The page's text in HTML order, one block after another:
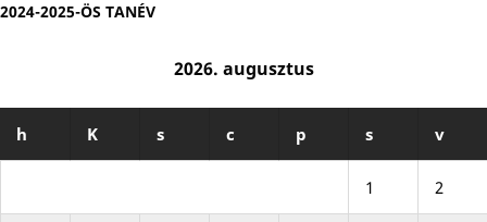
2024-2025-ÖS TANÉV
2026. augusztus
h K s c p s v
1 2